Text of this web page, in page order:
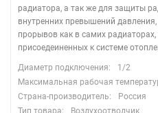
радиатора, а так же для защиты
внутренних превышений
прорывов как в самих радиаторах,
присоедеиненных к системе
Диаметр подключения:
1/2
Максимальная рабочая
Страна-производитель:
Россия
Тип товара:
Воздухоотводчик